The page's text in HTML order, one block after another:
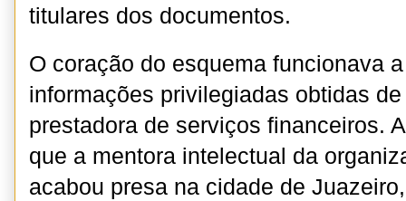
titulares dos documentos.
O coração do esquema funcionava
informações privilegiadas obtidas
prestadora de serviços financeiros.
que a mentora intelectual da
acabou presa na cidade de